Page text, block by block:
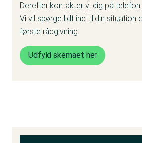
Derefter kontakter vi dig på telefon.
Vi vil spørge lidt ind til din situation
første rådgivning.
Udfyld skemaet her